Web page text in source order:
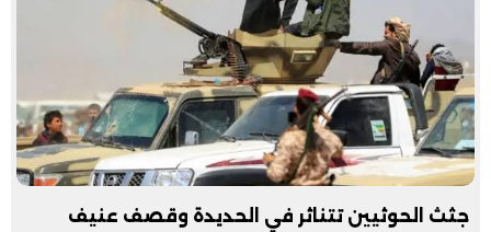
جثث الحوثيين تتناثر في الحديدة وقصف عنيف